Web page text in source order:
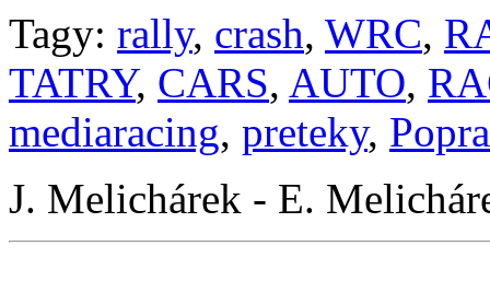
Tagy: rally, crash, WRC,
TATRY, CARS, AUTO,
mediaracing, preteky,
J. Melichárek - E.